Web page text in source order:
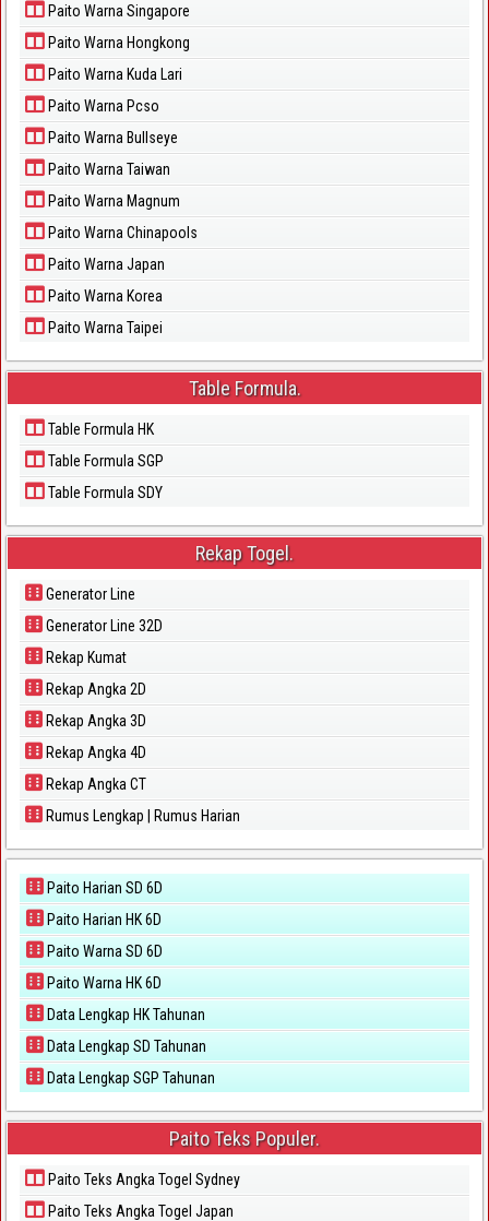
Paito Warna Singapore
Paito Warna Hongkong
Paito Warna Kuda Lari
Paito Warna Pcso
Paito Warna Bullseye
Paito Warna Taiwan
Paito Warna Magnum
Paito Warna Chinapools
Paito Warna Japan
Paito Warna Korea
Paito Warna Taipei
Table Formula.
Table Formula HK
Table Formula SGP
Table Formula SDY
Rekap Togel.
Generator Line
Generator Line 32D
Rekap Kumat
Rekap Angka 2D
Rekap Angka 3D
Rekap Angka 4D
Rekap Angka CT
Rumus Lengkap | Rumus Harian
Paito Harian SD 6D
Paito Harian HK 6D
Paito Warna SD 6D
Paito Warna HK 6D
Data Lengkap HK Tahunan
Data Lengkap SD Tahunan
Data Lengkap SGP Tahunan
Paito Teks Populer.
Paito Teks Angka Togel Sydney
Paito Teks Angka Togel Japan